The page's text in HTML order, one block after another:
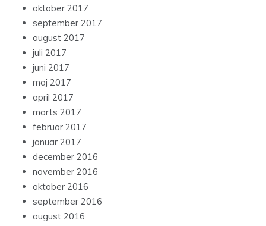
oktober 2017
september 2017
august 2017
juli 2017
juni 2017
maj 2017
april 2017
marts 2017
februar 2017
januar 2017
december 2016
november 2016
oktober 2016
september 2016
august 2016